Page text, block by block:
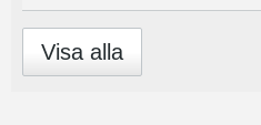
Visa alla